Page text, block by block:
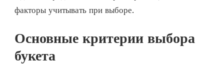
факторы учитывать при выборе.
Основные критерии выбора
букета